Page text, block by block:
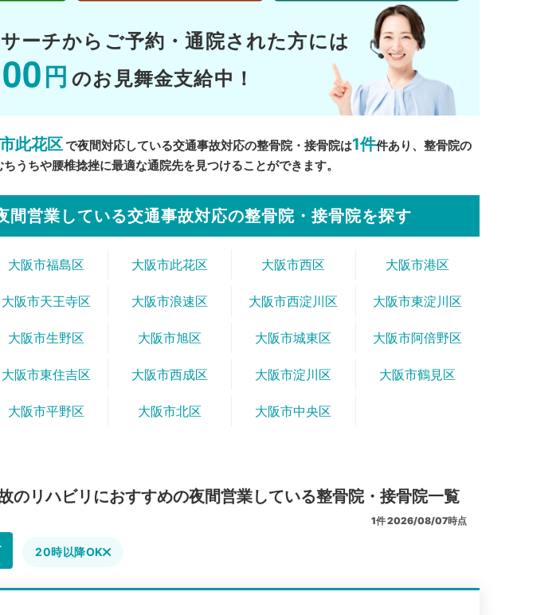
ーチから ご予約・通院された方には
円 のお見舞金支給中！
此花区で夜間対応している交通事故対応の整骨院・接骨院は1件件あり、整骨院の
うちや腰椎捻挫に最適な通院先を見つけることができます。
間営業している交通事故対応の整骨院・接骨院を探す
大阪市福島区 大阪市此花区 大阪市西区 大阪市港区
大阪市天王寺区 大阪市浪速区 大阪市西淀川区 大阪市東淀川区
大阪市生野区 大阪市旭区 大阪市城東区 大阪市阿倍野区
大阪市東住吉区 大阪市西成区 大阪市淀川区 大阪市鶴見区
大阪市平野区 大阪市北区 大阪市中央区
のリハビリにおすすめの夜間営業している整骨院・接骨院一覧
1件2026/08/07時点
20時以降OK